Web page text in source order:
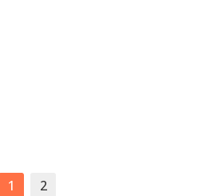
1
2